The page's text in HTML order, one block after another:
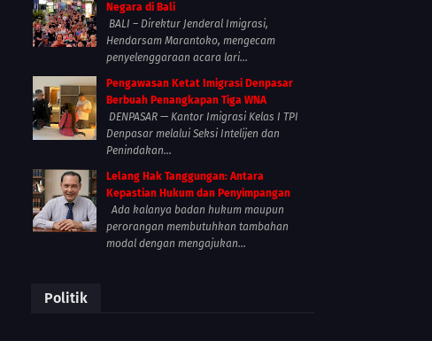
Negara di Bali
BALI – Direktur Jenderal Imigrasi,
Hendarsam Marantoko, mengecam
penyelenggaraan acara lari...
Pengawasan Ketat Imigrasi Denpasar
Berbuah Penangkapan Tiga WNA
DENPASAR — Kantor Imigrasi Kelas I TPI
Denpasar melalui Seksi Intelijen dan
Penindakan...
Lelang Hak Tanggungan: Antara
Kepastian Hukum dan Penyimpangan
Ada kalanya badan hukum maupun
perorangan membutuhkan tambahan
modal dengan mengajukan...
Politik